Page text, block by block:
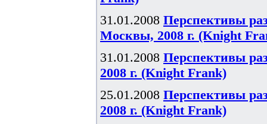
31.01.2008 Перспективы
Москвы, 2008 г. (Knight
31.01.2008 Перспективы
2008 г. (Knight Frank)
25.01.2008 Перспективы
2008 г. (Knight Frank)